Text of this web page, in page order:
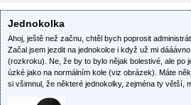
Jednokolka
Ahoj, ještě než začnu, chtěl bych poprosit
Začal jsem jezdit na jednokolce i když už mi
(rozkroku). Ne, že by to bylo nějak bolestivé, ale po
úzké jako na normálním kole (viz obrázek). Máte
si všimnul, že některé jednokolky, zejména ty větší,